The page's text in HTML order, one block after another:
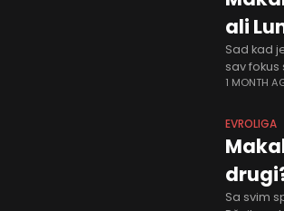
ali
Sad kad
sav
periodu,
1 MONTH
EVROLIGA
Sa svim